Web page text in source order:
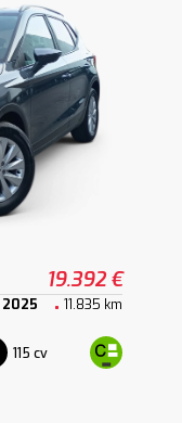
19.392 €
2025 11.835 km
115 cv